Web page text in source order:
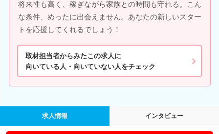
将来性も高く、稼ぎながら家族との時間も守れる。こん
な条件、めったに出会えません。あなたの新しいスター
トを応援してくれるでしょう！
取材担当者からみたこの求人に
向いている人・向いていない人をチェック
求人情報 インタビュー